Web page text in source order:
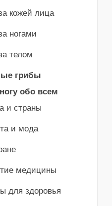
кожей лица
ногами
телом
грибы
обо всем
и страны
и мода
медицины
для здоровья